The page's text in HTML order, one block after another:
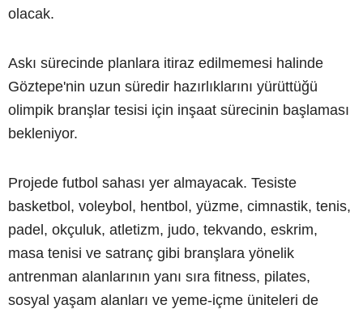
olacak.
Askı sürecinde planlara itiraz edilmemesi halinde
Göztepe'nin uzun süredir hazırlıklarını yürüttüğü
olimpik branşlar tesisi için inşaat sürecinin başlaması
bekleniyor.
Projede futbol sahası yer almayacak. Tesiste
basketbol, voleybol, hentbol, yüzme, cimnastik, tenis,
padel, okçuluk, atletizm, judo, tekvando, eskrim,
masa tenisi ve satranç gibi branşlara yönelik
antrenman alanlarının yanı sıra fitness, pilates,
sosyal yaşam alanları ve yeme-içme üniteleri de